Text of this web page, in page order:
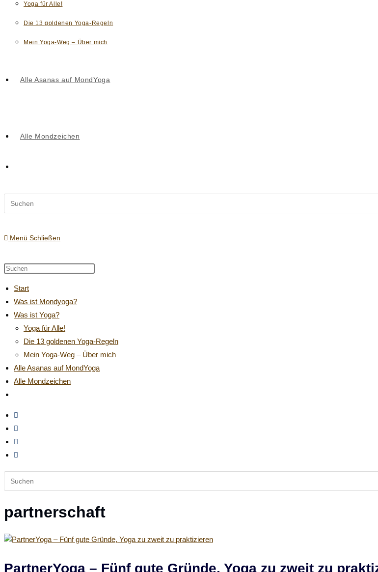
Yoga für Alle!
Die 13 goldenen Yoga-Regeln
Mein Yoga-Weg – Über mich
Alle Asanas auf MondYoga
Alle Mondzeichen
Suche
Website
durchsuchen
Menü Schließen
Diese
durchsuchen
panel.
Start
Was ist Mondyoga?
Was ist Yoga?
Yoga für Alle!
Die 13 goldenen Yoga-Regeln
Mein Yoga-Weg – Über mich
Alle Asanas auf MondYoga
Alle Mondzeichen
umschalten
Website
durchsuchen
partnerschaft
PartnerYoga – Fünf gute Gründe, Yoga zu zweit zu